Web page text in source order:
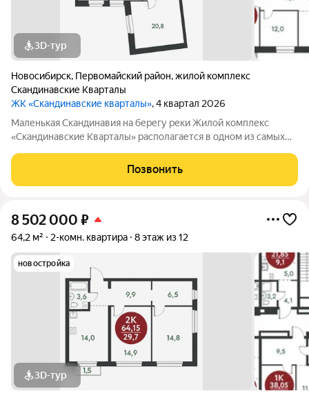
3D-тур
Новосибирск, Первомайский район,жилой комплекс
Скандинавские Кварталы
ЖК «Скандинавские кварталы», 4 квартал 2026
Маленькая Скандинавия на берегу реки Жилой комплекс
«Скандинавские Кварталы» располагается в одном из самых
за ней открываются прекрасные виды на холмы и нетронутую
природу. Уникальная
Позвонить
8 502 000 ₽
64,2 м² 2-комн. квартира 8 этаж из 12
новостройка
3D-тур